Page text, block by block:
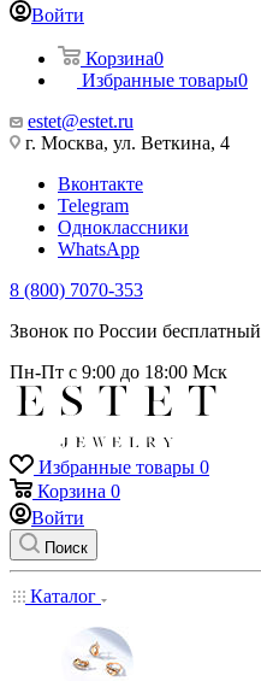
Войти
Корзина0
Избранные товары0
estet@estet.ru
г. Москва, ул. Веткина, 4
Вконтакте
Telegram
Одноклассники
WhatsApp
8 (800) 7070-353
Звонок по России бесплатный
Пн-Пт с 9:00 до 18:00 Мск
Избранные товары 0
Корзина 0
Войти
Поиск
Каталог